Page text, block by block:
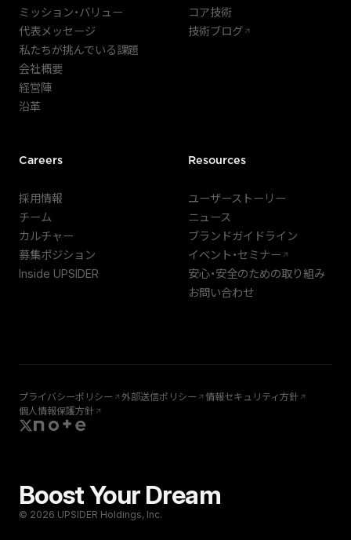
ミッション・バリュー
代表メッセージ
私たちが挑んでいる課題
会社概要
経営陣
沿革
コア技術
技術ブログ
Careers
採用情報
チーム
カルチャー
募集ポジション
Inside UPSIDER
Resources
ユーザーストーリー
ニュース
ブランドガイドライン
イベント・セミナー
安心・安全のための取り組み
お問い合わせ
プライバシーポリシー 外部送信ポリシー
情報セキュリティ方針
個人情報保護方針
Boost Your Dream
© 2026 UPSIDER Holdings, Inc.